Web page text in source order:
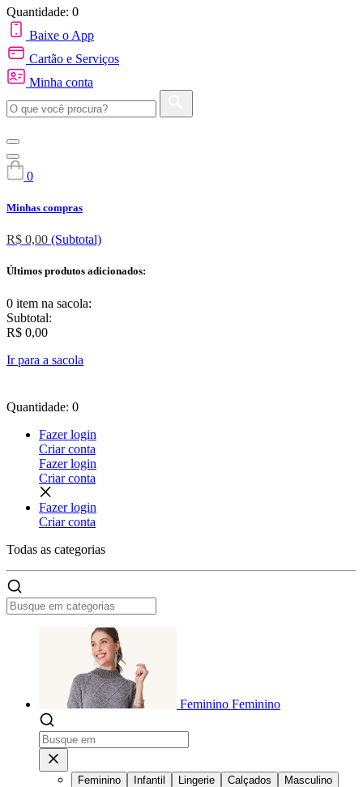
Quantidade: 0
Baixe o App
Cartão e Serviços
Minha conta
0
Minhas compras
R$ 0,00 (Subtotal)
Últimos produtos adicionados:
0 item na sacola:
Subtotal:
R$ 0,00
Ir para a sacola
Quantidade: 0
Fazer login
Criar conta
Fazer login
Criar conta
Fazer login
Criar conta
Todas as categorias
Feminino Feminino
Feminino Infantil Lingerie Calçados
Masculino